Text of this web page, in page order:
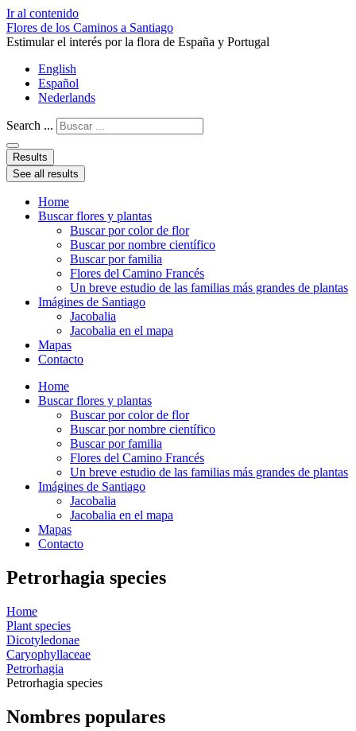
Ir al contenido
Flores de los Caminos a Santiago
Estimular el interés por la flora de España y Portugal
English
Español
Nederlands
Search ...
Results
See all results
Home
Buscar flores y plantas
Buscar por color de flor
Buscar por nombre científico
Buscar por familia
Flores del Camino Francés
Un breve estudio de las familias más grandes de plantas
Imágines de Santiago
Jacobalia
Jacobalia en el mapa
Mapas
Contacto
Home
Buscar flores y plantas
Buscar por color de flor
Buscar por nombre científico
Buscar por familia
Flores del Camino Francés
Un breve estudio de las familias más grandes de plantas
Imágines de Santiago
Jacobalia
Jacobalia en el mapa
Mapas
Contacto
Petrorhagia species
Home
Plant species
Dicotyledonae
Caryophyllaceae
Petrorhagia
Petrorhagia species
Nombres populares